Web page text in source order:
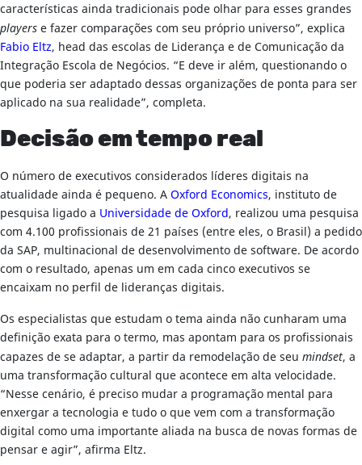
características ainda tradicionais pode olhar para esses grandes
players e fazer comparações com seu próprio universo”, explica
Fabio Eltz, head das escolas de Liderança e de Comunicação da
Integração Escola de Negócios. “E deve ir além, questionando o
que poderia ser adaptado dessas organizações de ponta para ser
aplicado na sua realidade”, completa.
Decisão em tempo real
O número de executivos considerados líderes digitais na
atualidade ainda é pequeno. AOxford Economics, instituto de
pesquisa ligado a Universidade de Oxford, realizou uma pesquisa
com 4.100 profissionais de 21 países (entre eles, o Brasil) a pedido
da SAP, multinacional de desenvolvimento de software. De acordo
com o resultado, apenas um em cada cinco executivos se
encaixam no perfil de lideranças digitais.
Os especialistas que estudam o tema ainda não cunharam uma
definição exata para o termo, mas apontam para os profissionais
capazes de se adaptar, a partir da remodelação de seu mindset, a
uma transformação cultural que acontece em alta velocidade.
“Nesse cenário, é preciso mudar a programação mental para
enxergar a tecnologia e tudo o que vem com a transformação
digital como uma importante aliada na busca de novas formas de
pensar e agir”, afirma Eltz.